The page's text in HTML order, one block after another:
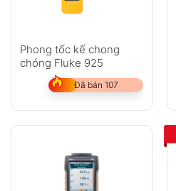
Phong tốc kế chong
chóng Fluke 925
Đã bán 107